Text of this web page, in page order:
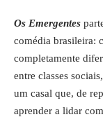
Os Emergentes
comédia brasileira:
completamente
entre classes
um casal que, de
aprender a lidar